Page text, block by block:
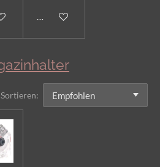
In den Warenkorb
Sortieren: